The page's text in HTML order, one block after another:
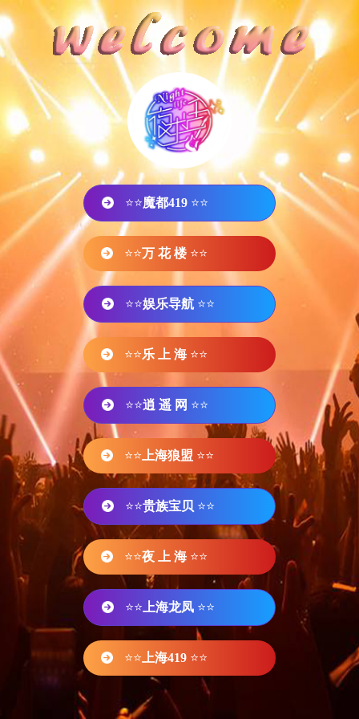
⭐⭐魔都419 ⭐⭐
⭐⭐万 花 楼 ⭐⭐
⭐⭐娱乐导航 ⭐⭐
⭐⭐乐 上 海 ⭐⭐
⭐⭐逍 遥 网 ⭐⭐
⭐⭐ 上海狼盟 ⭐⭐
⭐⭐贵族宝贝 ⭐⭐
⭐⭐夜 上 海 ⭐⭐
⭐⭐ 上海龙凤 ⭐⭐
⭐⭐ 上海419 ⭐⭐